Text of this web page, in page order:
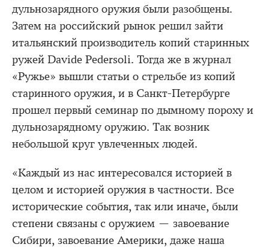
дульнозарядного оружия были разобщены.
Затем на российский рынок решил зайти
итальянский производитель копий старинных
ружей Davide Pedersoli. Тогда же в журнал
«Ружье» вышли статьи о стрельбе из копий
старинного оружия, и в Санкт-Петербурге
прошел первый семинар по дымному пороху и
дульнозарядному оружию. Так возник
небольшой круг увлеченных людей.
«Каждый из нас интересовался историей в
целом и историей оружия в частности. Все
исторические события, так или иначе, были
степени связаны с оружием — завоевание
Сибири, завоевание Америки, даже наша